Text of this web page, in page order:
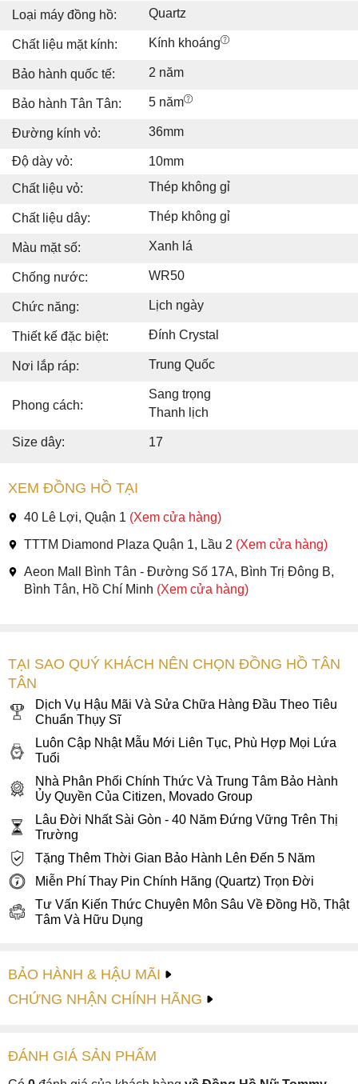
Loại máy đồng hồ: Quartz
Chất liệu mặt kính: Kính khoáng
Bảo hành quốc tế: 2 năm
Bảo hành Tân Tân: 5 năm
Đường kính vỏ: 36mm
Độ dày vỏ:
10mm
Chất liệu vỏ:
Thép không gỉ
Chất liệu dây: Thép không gỉ
Màu mặt số: Xanh lá
Chống nước: WR50
Chức năng: Lịch ngày
Thiết kế đặc biệt: Đính Crystal
Nơi lắp ráp: Trung Quốc
Phong cách:
Sang trọng
Thanh lịch
Size dây: 17
XEM ĐỒNG HỒ TẠI
40 Lê Lợi, Quận 1 (Xem cửa hàng)
TTTM Diamond Plaza Quận 1, Lầu 2 (Xem cửa hàng)
Aeon Mall Bình Tân - Đường Số 17A, Bình Trị Đông B,
Bình Tân, Hồ Chí Minh (Xem cửa hàng)
TẠI SAO QUÝ KHÁCH NÊN CHỌN ĐỒNG HỒ TÂN
TÂN
Dịch Vụ Hậu Mãi Và Sửa Chữa Hàng Đầu Theo Tiêu
Chuẩn Thụy Sĩ
Luôn Cập Nhật Mẫu Mới Liên Tục, Phù Hợp Mọi Lứa
Tuổi
Nhà Phân Phối Chính Thức Và Trung Tâm Bảo Hành
Ủy Quyền Của Citizen, Movado Group
Lâu Đời Nhất Sài Gòn - 40 Năm Đứng Vững Trên Thị
Trường
Tặng Thêm Thời Gian Bảo Hành Lên Đến 5 Năm
Miễn Phí Thay Pin Chính Hãng (Quartz) Trọn Đời
Tư Vấn Kiến Thức Chuyên Môn Sâu Về Đồng Hồ, Thật
Tâm Và Hữu Dụng
BẢO HÀNH & HẬU MÃI
CHỨNG NHẬN CHÍNH HÃNG
ĐÁNH GIÁ SẢN PHẤM